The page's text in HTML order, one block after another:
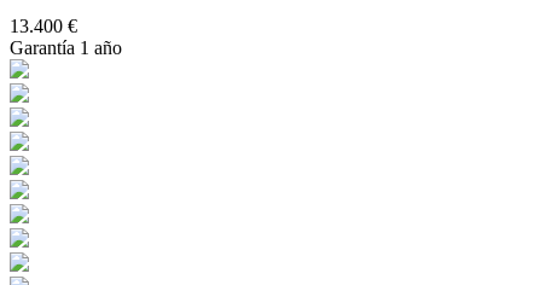
13.400 €
Garantía 1 año